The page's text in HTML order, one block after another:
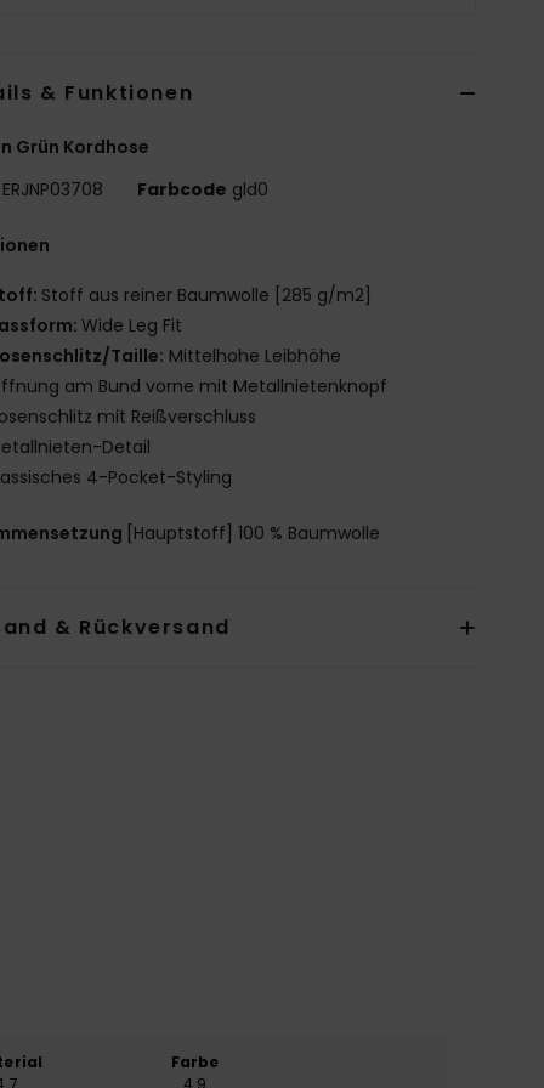
& Funktionen
Grün Kordhose
ERJNP03708 Farbcode gld0
Stoff aus reiner Baumwolle [285 g/m2]
Wide Leg Fit
Taille: Mittelhohe Leibhöhe
am Bund vorne mit Metallnietenknopf
mit Reißverschluss
Detail
4-Pocket-Styling
[Hauptstoff] 100 % Baumwolle
& Rückversand
Farbe